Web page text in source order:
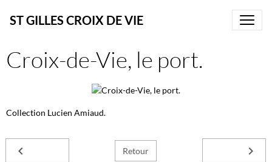
ST GILLES CROIX DE VIE
Croix-de-Vie, le port.
Collection Lucien Amiaud.
Retour